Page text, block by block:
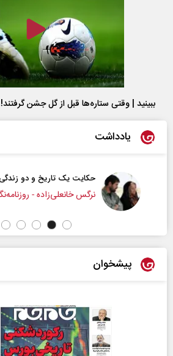
ببینید | وقتی ستاره‌ها قبل از گل جشن گرفتند!
یادداشت
حکایت یک تاریخ و دو زندگی
نرگس خانعلی‌زاده - روزنامه‌نگار
پیشخوان